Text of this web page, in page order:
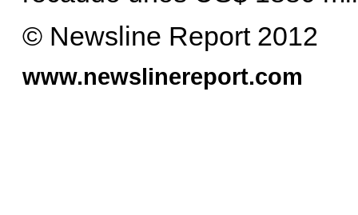
© Newsline Report 2012
www.newslinereport.com